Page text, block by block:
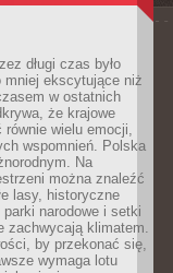
długi czas było
mniej ekscytujące niż
w ostatnich
że krajowe
wielu emocji,
wspomnień. Polska
Na
można znaleźć
lasy, historyczne
narodowe i setki
zachwycają klimatem.
by przekonać się,
wymaga lotu